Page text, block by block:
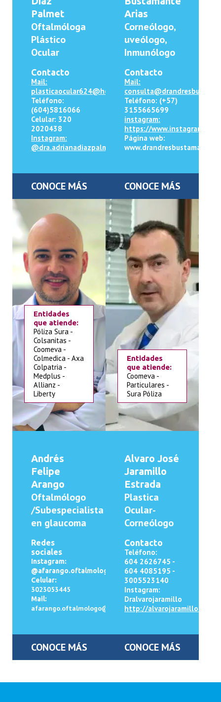
Palmet
Oftalmóloga
Plástico
Ocular
Contacto
Mail:
plasticaocular624@hotmail.com
Teléfono:
(604)5816066
Celular: 320
2020438
Instagram:
@dra.adrianadiazpalmet/
CONOCE MÁS
Arias
Corneólogo,
uveólogo,
Inmunólogo
Contacto
Mail:
Teléfono: (+57)
3155665699
instagram:
https://
Página web:
CONOCE MÁS
Entidades
que atiende:
Póliza Sura -
Colsanitas -
Coomeva -
Colmedica - Axa
Colpatria -
Medplus -
Allianz -
Liberty
Andrés
Felipe
Arango
Oftalmólogo
/Subespecialista
en glaucoma
Redes
sociales
Instagram:
@afarango.oftalmologo
Celular:
3023053445
Mail:
afarango.oftalmologo@gmail.com
CONOCE MÁS
Entidades
que atiende:
Coomeva -
Particulares -
Sura Póliza
Alvaro José
Jaramillo
Estrada
Plastica
Ocular-
Corneólogo
Contacto
Teléfono:
604 2626745 -
604 4085195 -
3005523140
Instagram:
Dralvarojaramillo
http://alvarojaramillo.co
CONOCE MÁS